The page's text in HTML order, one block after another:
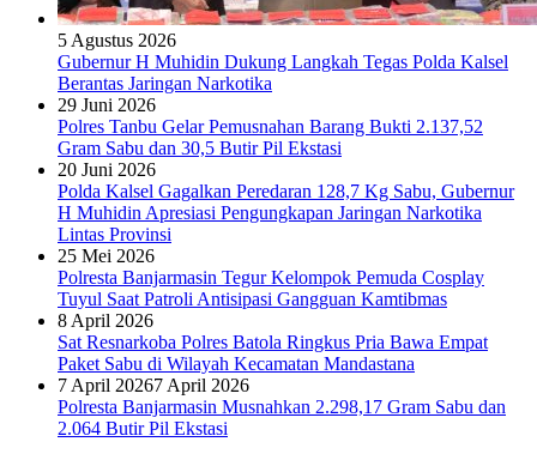
5 Agustus 2026
Gubernur H Muhidin Dukung Langkah Tegas Polda Kalsel
Berantas Jaringan Narkotika
29 Juni 2026
Polres Tanbu Gelar Pemusnahan Barang Bukti 2.137,52
Gram Sabu dan 30,5 Butir Pil Ekstasi
20 Juni 2026
Polda Kalsel Gagalkan Peredaran 128,7 Kg Sabu, Gubernur
H Muhidin Apresiasi Pengungkapan Jaringan Narkotika
Lintas Provinsi
25 Mei 2026
Polresta Banjarmasin Tegur Kelompok Pemuda Cosplay
Tuyul Saat Patroli Antisipasi Gangguan Kamtibmas
8 April 2026
Sat Resnarkoba Polres Batola Ringkus Pria Bawa Empat
Paket Sabu di Wilayah Kecamatan Mandastana
7 April 20267 April 2026
Polresta Banjarmasin Musnahkan 2.298,17 Gram Sabu dan
2.064 Butir Pil Ekstasi